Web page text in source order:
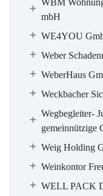
WBM
mbH
WE4YOU
Weber
WeberHaus
Weckbacher
Wegbegleiter-
gemeinnützige
Weig Holding
Weinkontor
WELL PACK